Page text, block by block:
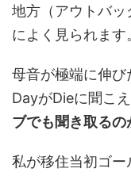
地方（アウトバ
によく見られます
母音が極端に伸び
DayがDieに聞こ
ブでも聞き取るの
私が移住当初ゴ